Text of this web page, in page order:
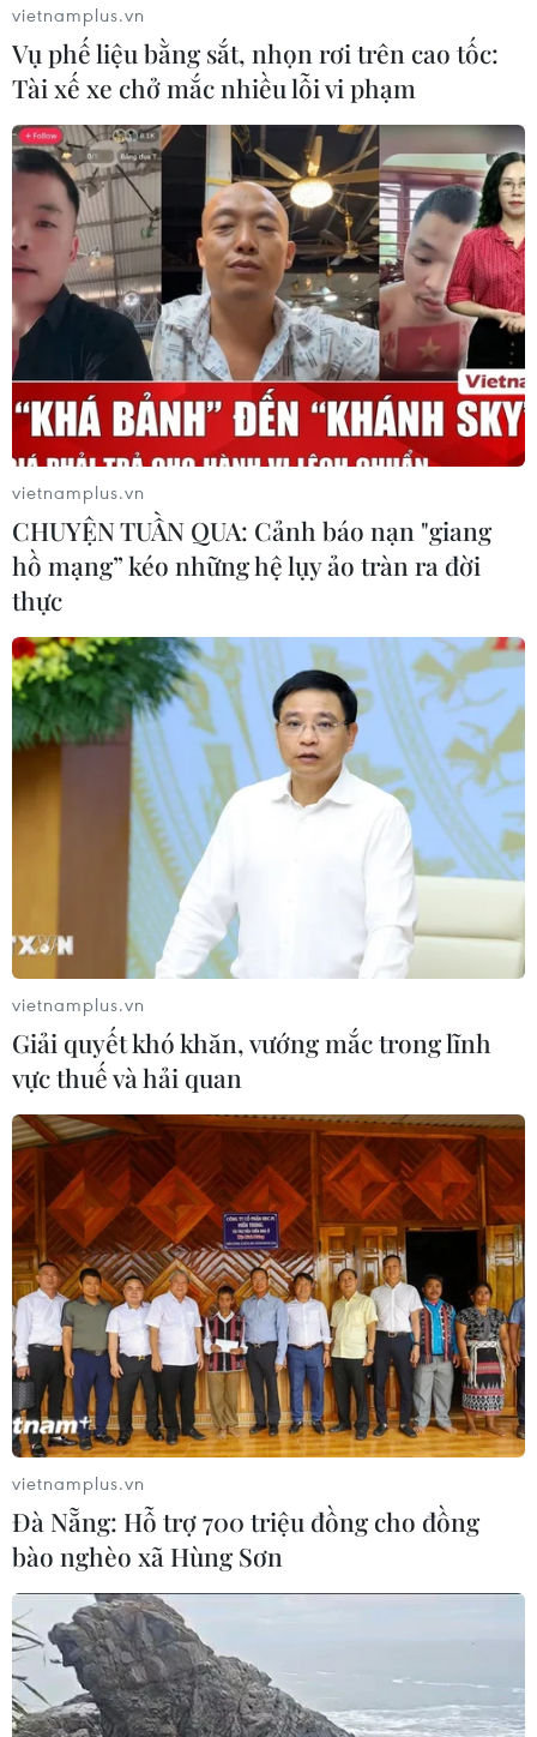
TIN CÙNG CHUYÊN MỤC
Chủ sân Azteca lỗ hơn 47 triệu USD vì
World Cup 2026
08/08/2026 06:43
ASEAN Cup 2026 ngày 8/8: Xác định
đối thủ của đội tuyển Việt Nam ở bán
kết
08/08/2026 03:50
Tuyển Việt Nam giành vé vào
bán kết, vì sao ông Kim Sang-sik vẫn
không vui?
08/08/2026 03:37
vietnamplus.vn
Vụ phế liệu bằng sắt, nhọn rơi trên cao tốc:
Tài xế xe chở mắc nhiều lỗi vi phạm
vietnamplus.vn
CHUYỆN TUẦN QUA: Cảnh báo nạn "giang
hồ mạng” kéo những hệ lụy ảo tràn ra đời
thực
vietnamplus.vn
Giải quyết khó khăn, vướng mắc trong lĩnh
vực thuế và hải quan
vietnamplus.vn
Đà Nẵng: Hỗ trợ 700 triệu đồng cho đồng
bào nghèo xã Hùng Sơn